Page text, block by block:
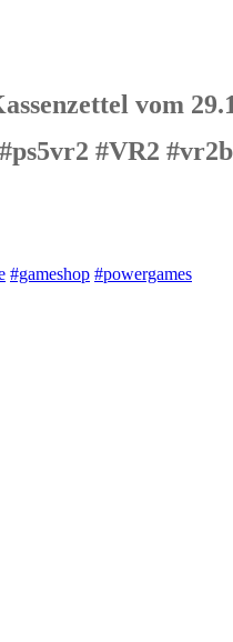
vom
#VR2
#gameshop #powergames